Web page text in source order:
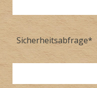
Sicherheitsabfrage*